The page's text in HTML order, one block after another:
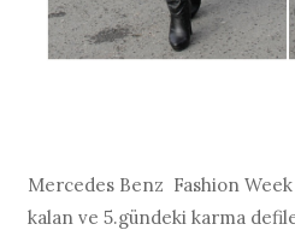
Mercedes Benz Fashion
kalan ve 5.gündeki karma